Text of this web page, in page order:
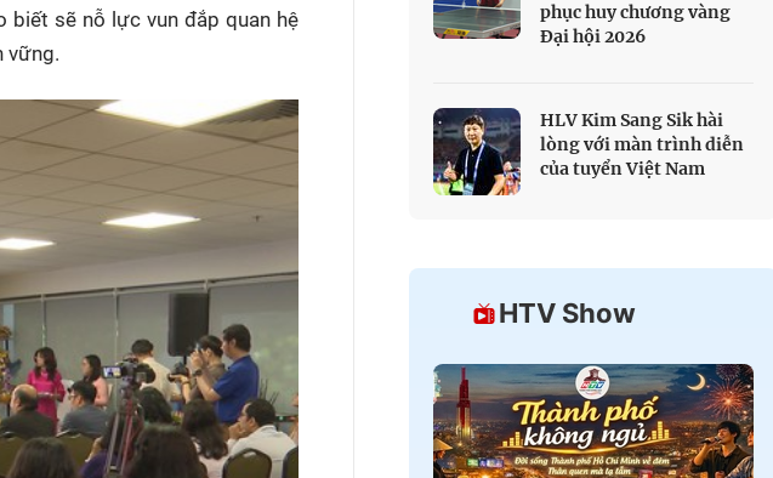
biết sẽ nỗ lực vun đắp quan hệ
vững.
phục huy chương vàng
Đại hội 2026
HLV Kim Sang Sik hài
lòng với màn trình diễn
của tuyển Việt Nam
HTV Show